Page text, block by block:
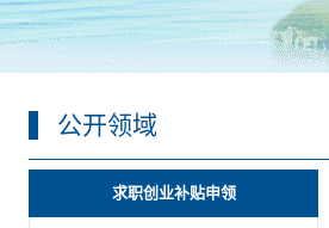
公开领域
求职创业补贴申领